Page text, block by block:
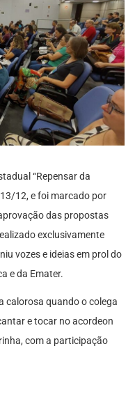
“Repensar da
12, e foi marcado por
das propostas
exclusivamente
vozes e ideias em prol do
e da Emater.
calorosa quando o colega
e tocar no acordeon
com a participação